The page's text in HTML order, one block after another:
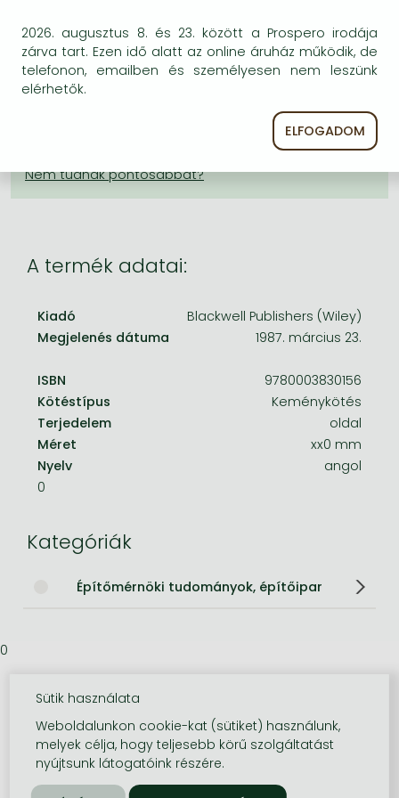
Bleach manga
One-Punch Man manga
BESZEREZHETŐSÉG
Érdemes újra keresni a címmel, hátha van újabb
A termék adatai:
Kiadó
Blackwell Publishers (Wiley)
Megjelenés dátuma
1987. március 23.
ISBN
9780003830156
Kötéstípus
Keménykötés
Terjedelem
oldal
Méret
xx0 mm
Nyelv
angol
0
Kategóriák
Építőmérnöki tudományok, építőipar
0
2026. augusztus 8. és 23. között a Prospero irodája
zárva tart. Ezen idő alatt az online áruház működik, de
telefonon, emailben és személyesen nem leszünk
elérhetők.
ELFOGADOM
Sütik használata
Weboldalunkon cookie-kat (sütiket) használunk,
melyek célja, hogy teljesebb körű szolgáltatást
nyújtsunk látogatóink részére.